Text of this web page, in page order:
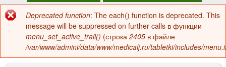
а
в
о
Сообщение
об
ошибке
Deprecated function: The each() function is deprecated. This
message will be suppressed on further calls в функции
menu_set_active_trail() (строка 2405 в файле
/var/www/admini/data/www/medicalj.ru/tabletki/includes/